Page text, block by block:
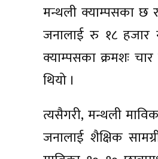
मन्थली क्याम्पसका छ
जनालाई रु १८ हजार
क्याम्पसका क्रमशः
थियो ।
त्यसैगरी, मन्थली
जनालाई शैक्षिक